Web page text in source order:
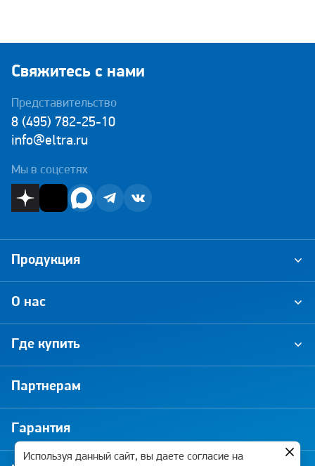
Свяжитесь с нами
Представительство
8 (495) 782-25-10
info@eltra.ru
Мы в соцсетях
О нас
Где купить
Партнерам
Гарантия
Продукция
Используя данный сайт, вы даете согласие на